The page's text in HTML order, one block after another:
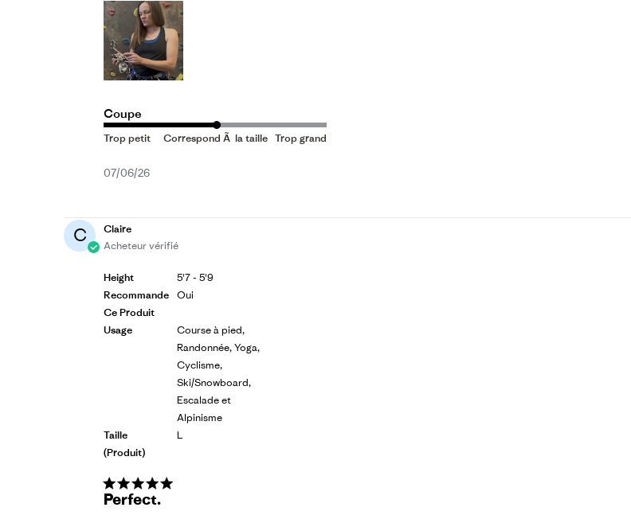
Coupe
Date
07/06/26
C
Claire
Acheteur vérifié
Height
Recommande
Ce Produit
Usage
Taille
(produit)
5'7 - 5'9
Oui
Course à pied,
Randonnée, Yoga,
Cyclisme,
Ski/Snowboard,
Escalade et
Alpinisme
L
Perfect.